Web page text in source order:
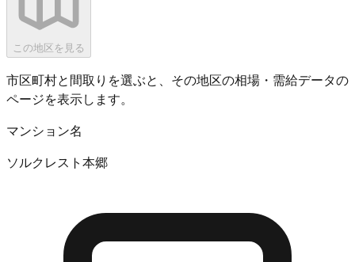
この地区を見る
市区町村と間取りを選ぶと、その地区の相場・需給データの
ページを表示します。
マンション名
ソルクレスト本郷